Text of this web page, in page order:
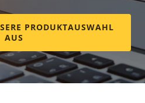
PRODUKTAUSWAHL
AUS